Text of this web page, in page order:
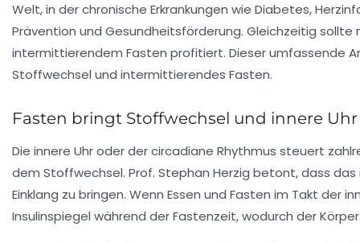
Welt, in der chronische Erkrankungen wie Diabetes,
Prävention und Gesundheitsförderung. Gleichzeitig
intermittierendem Fasten profitiert. Dieser umfassende
Stoffwechsel und intermittierendes Fasten.
Fasten bringt Stoffwechsel und innere
Die innere Uhr oder der circadiane Rhythmus steuert
dem Stoffwechsel. Prof. Stephan Herzig betont, dass
Einklang zu bringen. Wenn Essen und Fasten im Takt
Insulinspiegel während der Fastenzeit, wodurch der